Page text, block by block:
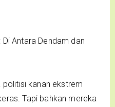
Antara Dendam dan
politisi kanan ekstrem
Tapi bahkan mereka